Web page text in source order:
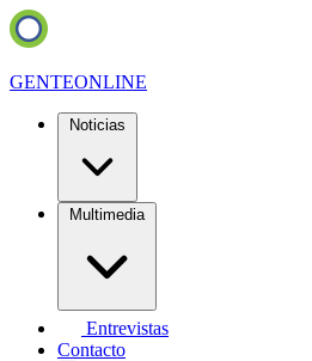
GENTEONLINE
Noticias
Multimedia
Entrevistas
Contacto